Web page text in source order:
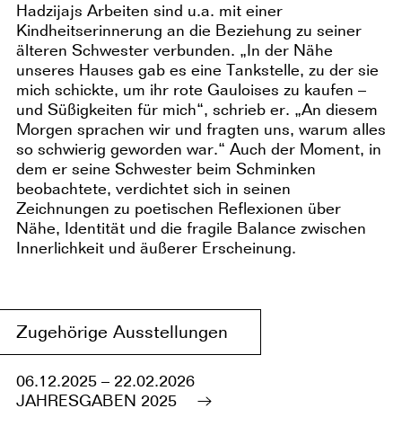
Hadzijajs Arbeiten sind u.a. mit einer
Kindheitserinnerung an die Beziehung zu seiner
älteren Schwester verbunden. „In der Nähe
unseres Hauses gab es eine Tankstelle, zu der sie
mich schickte, um ihr rote Gauloises zu kaufen –
und Süßigkeiten für mich“, schrieb er. „An diesem
Morgen sprachen wir und fragten uns, warum alles
so schwierig geworden war.“ Auch der Moment, in
dem er seine Schwester beim Schminken
beobachtete, verdichtet sich in seinen
Zeichnungen zu poetischen Reflexionen über
Nähe, Identität und die fragile Balance zwischen
Innerlichkeit und äußerer Erscheinung.
Zugehörige Ausstellungen
06.12.2025 – 22.02.2026
JAHRESGABEN 2025